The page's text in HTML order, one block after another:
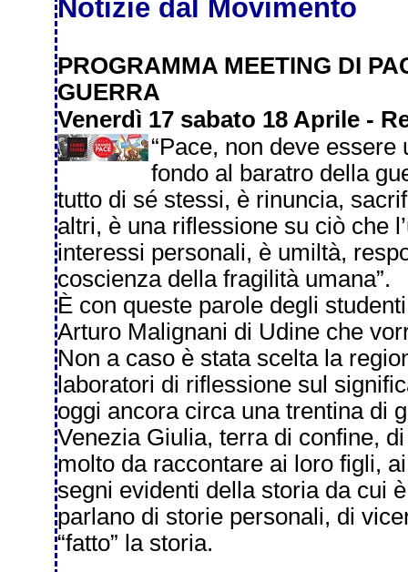
Notizie dal Movimento
PROGRAMMA MEETING DI
GUERRA
Venerdì 17 sabato 18 Aprile -
“Pace, non deve
fondo al baratro della
tutto di sé stessi, è rinuncia,
altri, è una riflessione su ciò che
interessi personali, è umiltà,
coscienza della fragilità umana”.
È con queste parole degli
Arturo Malignani di Udine che
Non a caso è stata scelta la
laboratori di riflessione sul
oggi ancora circa una trentina di
Venezia Giulia, terra di confine,
molto da raccontare ai loro figli,
segni evidenti della storia da cui
parlano di storie personali, di
“fatto” la storia.